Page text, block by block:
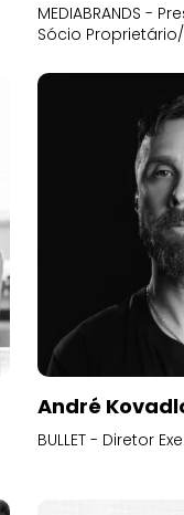
MEDIABRANDS -
Sócio
André
BULLET - Diretor